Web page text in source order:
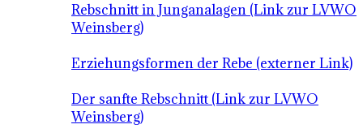
Rebschnitt in Junganalagen (Link zur LVWO
Weinsberg)
Erziehungsformen der Rebe (externer Link)
Der sanfte Rebschnitt (Link zur LVWO
Weinsberg)